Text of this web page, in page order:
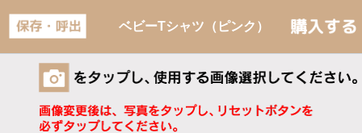
ベビーTシャツ（ピンク）